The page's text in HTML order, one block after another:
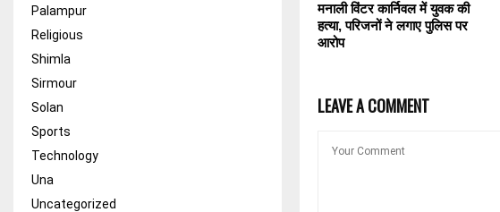
मनाली विंटर कार्निवल में युवक की
हत्या, परिजनों ने लगाए पुलिस पर
आरोप
LEAVE A COMMENT
Palampur
Religious
Shimla
Sirmour
Solan
Sports
Technology
Una
Uncategorized